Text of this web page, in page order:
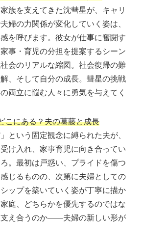
族を支えてきた沈彗星が、キャリ
婦の力関係が変化していく姿は、
を呼びます。彼女が仕事に奮闘す
事・育児の分担を提案するシーン
会のリアルな縮図。社会復帰の難
、そして自分の成長。彗星の挑戦
両立に悩む人々に勇気を与えてく
こにある？夫の葛藤と成長
という固定観念に縛られた夫が、
け入れ、家事育児に向き合ってい
。最初は戸惑い、プライドを傷つ
じるものの、次第に夫婦としての
ップを築いていく姿が丁寧に描か
庭、どちらかを優先するのではな
支え合うのか――夫婦の新しい形が